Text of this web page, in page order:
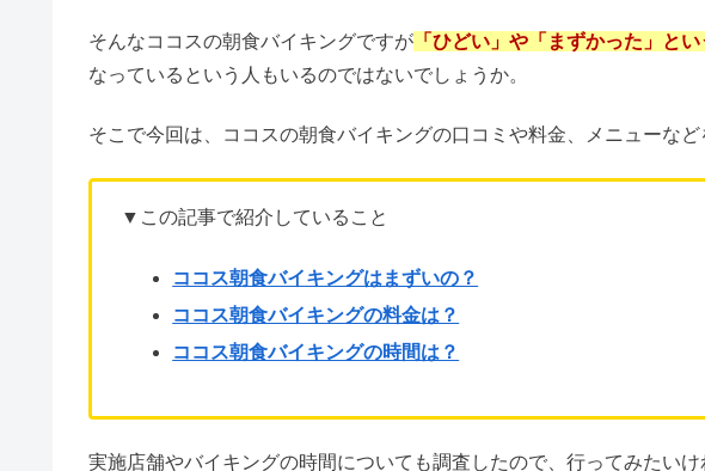
豊富なメニューとリーズナブルな価格で